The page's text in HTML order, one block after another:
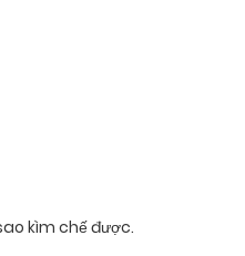
kìm chế được.